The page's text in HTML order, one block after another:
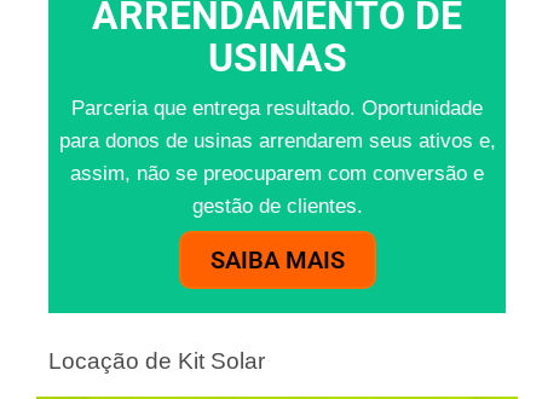
ARRENDAMENTO DE
USINAS
Parceria que entrega resultado. Oportunidade
para donos de usinas arrendarem seus ativos e,
assim, não se preocuparem com conversão e
gestão de clientes.
SAIBA MAIS
Locação de Kit Solar